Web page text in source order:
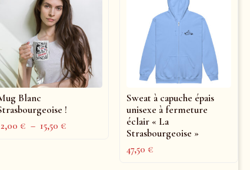
Blanc
!
€ – 15,50€
Sweat à capuche épais
unisexe à fermeture
éclair « La
Strasbourgeoise »
47,50€